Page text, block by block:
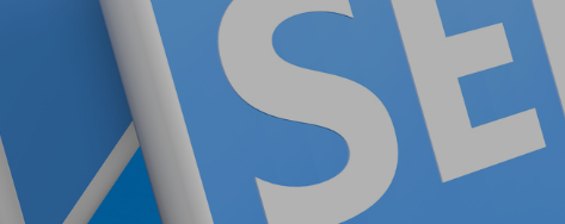
CloudLink
AI・ロボート・IoT 技術を生かし
て、10 Teams+と連携し、クラウド
技術を提供する
イン
沿革
HISTORY
ア
プロジェク 成功事例の纏め 提